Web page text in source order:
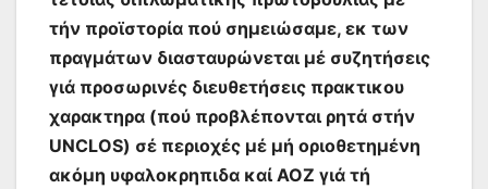
τήν προϊστορία πού σημειώσαμε, εκ των
πραγμάτων διασταυρώνεται μέ συζητήσεις
γιά προσωρινές διευθετήσεις πρακτικου
χαρακτηρα (πού προβλέπονται ρητά στήν
UNCLOS) σέ περιοχές μέ μή οριοθετημένη
ακόμη υφαλοκρηπιδα καί ΑΟΖ γιά τή